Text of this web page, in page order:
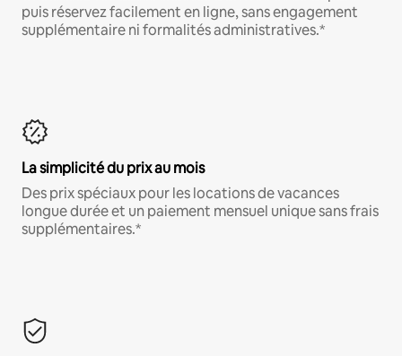
puis réservez facilement en ligne, sans engagement
supplémentaire ni formalités administratives.*
La simplicité du prix au mois
Des prix spéciaux pour les locations de vacances
longue durée et un paiement mensuel unique sans frais
supplémentaires.*